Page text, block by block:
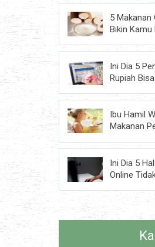
5 Makanan
Bikin Kamu
Ini Dia 5
Rupiah
Ibu Hamil
Makanan
Ini Dia 5
Online